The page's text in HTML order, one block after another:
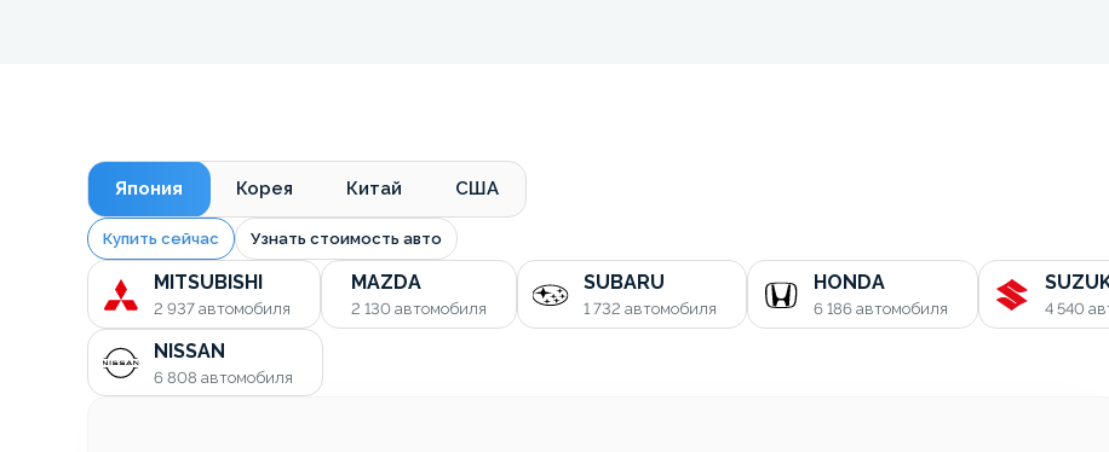
Япония Корея Китай США
Купить сейчас Узнать стоимость авто
MITSUBISHI
2 937 автомобиля
MAZDA
2 130 автомобиля
SUBARU
1 732 автомобиля
HONDA
6 186 автомобиля 4 540
NISSAN
6 808 автомобиля